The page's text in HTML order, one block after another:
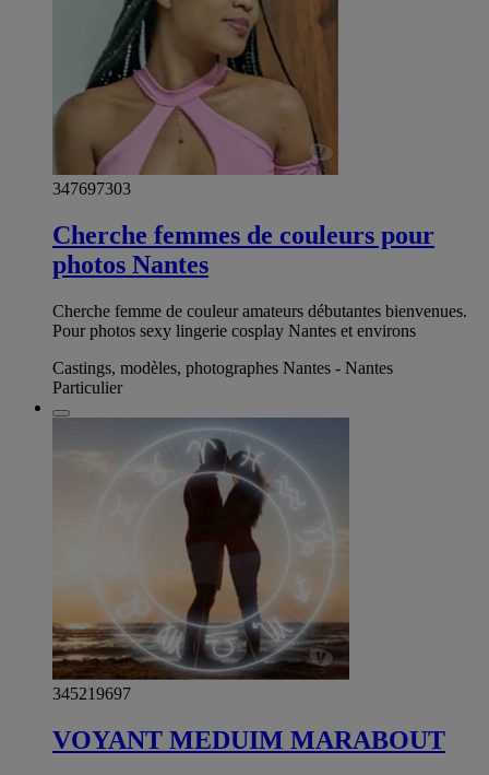
347697303
Cherche femmes de couleurs pour
photos Nantes
Cherche femme de couleur amateurs débutantes bienvenues.
Pour photos sexy lingerie cosplay Nantes et environs
Castings, modèles, photographes Nantes - Nantes
Particulier
345219697
VOYANT MEDUIM MARABOUT